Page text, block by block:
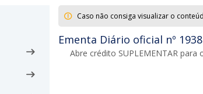
Caso não consiga visualizar o
Ementa Diário oficial nº
Abre crédito SUPLEMENTAR